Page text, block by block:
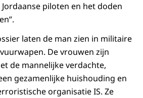
piloten en het doden
laten de man zien in militaire
De vrouwen zijn
de mannelijke verdachte,
gezamenlijke huishouding en
organisatie IS. Ze